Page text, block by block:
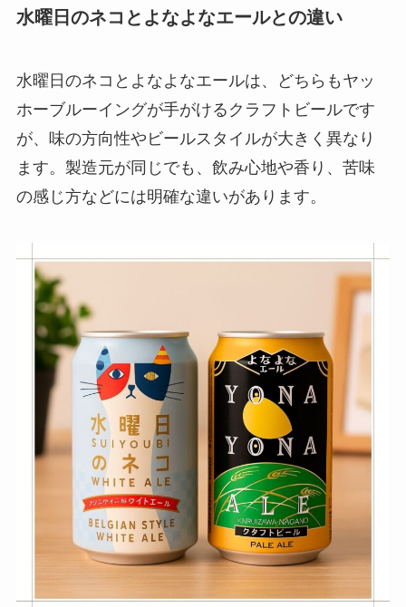
水曜日のネコとよなよなエールとの違い
水曜日のネコとよなよなエールは、どちらもヤッ
ホーブルーイングが手がけるクラフトビールです
が、味の方向性やビールスタイルが大きく異なり
ます。製造元が同じでも、飲み心地や香り、苦味
の感じ方などには明確な違いがあります。